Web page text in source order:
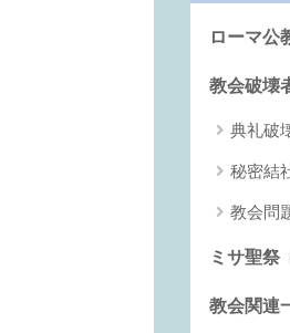
ローマ公
教会破壊
典礼破
秘密結
教会問
ミサ聖祭
教会関連